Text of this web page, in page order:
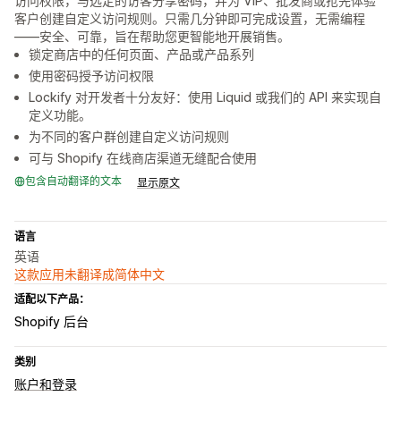
客户创建自定义访问规则。只需几分钟即可完成设置，无需编程
——安全、可靠，旨在帮助您更智能地开展销售。
锁定商店中的任何页面、产品或产品系列
使用密码授予访问权限
Lockify 对开发者十分友好：使用 Liquid 或我们的 API 来实现自
定义功能。
为不同的客户群创建自定义访问规则
可与 Shopify 在线商店渠道无缝配合使用
包含自动翻译的文本 显示原文
语言
英语
这款应用未翻译成简体中文
适配以下产品：
Shopify 后台
类别
账户和登录